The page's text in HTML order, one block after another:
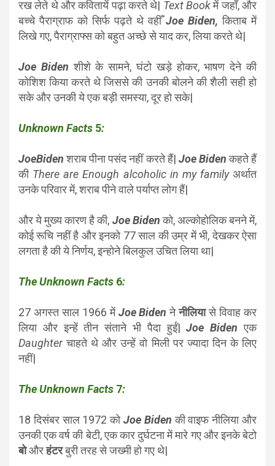
रख लेते थे और कवितायें पढ़ा करते थे| Text Bookमें जहाँ, और
बच्चे पैराग्राफ को सिर्फ पढ़ते थे वहीँJoe Biden, किताब में
लिखे गए, पैराग्राफ्स को बहुत अच्छे से याद कर, लिया करते थे|
Joe Biden शीशे के सामने, घंटो खड़े होकर, भाषण देने की
कोशिश किया करते थे जिससे की उनकी बोलने की शैली सही हो
सके और उनकी ये एक बड़ी समस्या, दूर हो सके|
Unknown Facts 5:
JoeBidenशराब पीना पसंद नहीं करते हैं| Joe Bidenकहते हैं
की There are Enough alcoholic in my family अर्थात
उनके परिवार में, शराब पीने वाले पर्याप्त लोग हैं|
और ये मुख्य कारण है की, Joe Bidenको, अल्कोहोलिक बनने में,
कोई रूचि नहीं है और इनको 77 साल की उम्र में भी, देखकर ऐसा
लगता है की ये निर्णय, इन्होने बिलकुल उचित लिया था|
The Unknown Facts 6:
27 अगस्त साल 1966 मेंJoe Biden नेनीलियासे विवाह कर
लिया और इन्हें तीन संताने भी पैदा हुईं|Joe Biden एक
Daughterचाहते थे और उन्हें वो मिली पर ज्यादा दिन के लिए
नहीं|
The Unknown Facts 7:
18 दिसंबर साल 1972 कोJoe Biden की वाइफ नीलिया और
उनकी एक वर्ष की बेटी, एक कार दुर्घटना में मारे गए और इनके बेटो
बोऔरहंटरबुरी तरह सेजख्मी हो गए थे|